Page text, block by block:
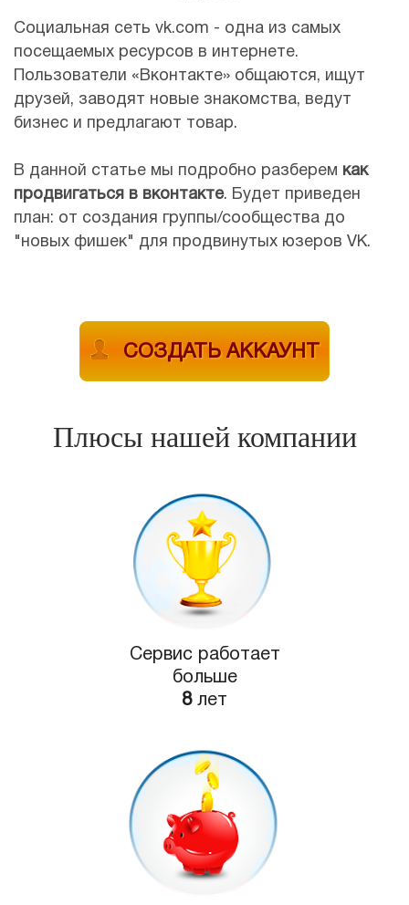
Социальная сеть vk.com - одна из самых
посещаемых ресурсов в интернете.
Пользователи «Вконтакте» общаются, ищут
друзей, заводят новые знакомства, ведут
бизнес и предлагают товар.
В данной статье мы подробно разберем как
продвигаться в вконтакте. Будет приведен
план: от создания группы/сообщества до
"новых фишек" для продвинутых юзеров VK.
СОЗДАТЬ АККАУНТ
Плюсы нашей компании
Сервис работает
больше
8лет